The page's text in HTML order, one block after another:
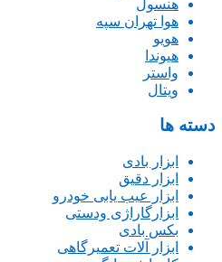
هنسول
هوا تهران سپه
هویو
هیوندا
واستر
ویتال
دسته ها
ابزار بادی
ابزار دقیق
ابزار عیب یابی خودرو
ابزارگاراژی ودستی
بکس بادی
ابزار آلات تعمیرگاهی